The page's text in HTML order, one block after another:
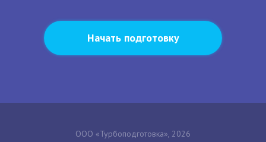
Начать подготовку
ООО «Турбоподготовка», 2026